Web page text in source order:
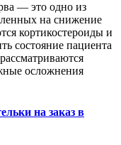
— это одно из
на снижение
кортикостероиды и
состояние пациента
осложнения
на заказ в